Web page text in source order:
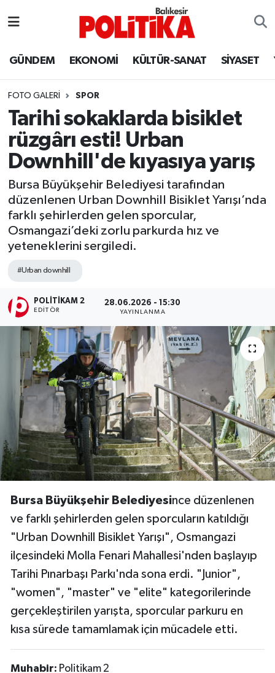
GÜNDEM EKONOMİ KÜLTÜR-SANAT SİYASET
FOTO GALERI SPOR
Tarihi sokaklarda bisiklet
rüzgârı esti! Urban
Downhill'de kıyasıya yarış
Bursa Büyükşehir Belediyesi tarafından
düzenlenen Urban Downhill Bisiklet Yarışı’nda
farklı şehirlerden gelen sporcular,
Osmangazi’deki zorlu parkurda hız ve
yeteneklerini sergiledi.
#Urban downhill
POLITIKAM 2
EDITÖR
28.06.2026 - 15:30
YAYINLANMA
Bursa Büyükşehir Belediyesince düzenlenen
ve farklı şehirlerden gelen sporcuların katıldığı
"Urban Downhill Bisiklet Yarışı", Osmangazi
ilçesindeki Molla Fenari Mahallesi'nden başlayıp
Tarihi Pınarbaşı Parkı'nda sona erdi. "Junior",
"women", "master" ve "elite" kategorilerinde
gerçekleştirilen yarışta, sporcular parkuru en
kısa sürede tamamlamak için mücadele etti.
Muhabir: Politikam 2
Ayvalık
Balya
Bandırma
Bigadiç
BİYOGRAFİLER
Burhaniye
ÇEVRE
DÜNYA
Dursunbey
Edremit
EĞİTİM
EKONOMİ
Erdek
Gönen
İvrindi
KENT GÜNDEMİ
Balıkesir Hava Durumu
Balıkesir Namaz Vakitleri
Balıkesir Trafik Yoğunluk Haritası
Süper Lig Puan Durumu ve Fikstür
Tüm Manşetler
Son Dakika Haberleri
Haber Arşivi